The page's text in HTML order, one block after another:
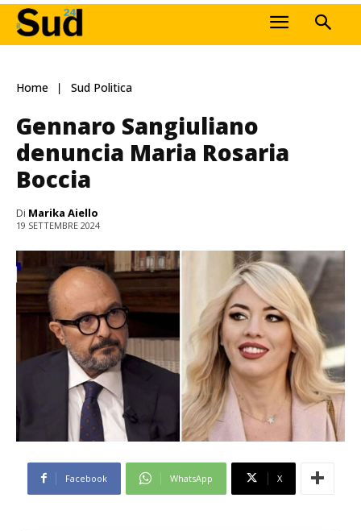
Home Sud Politica
Gennaro Sangiuliano
denuncia Maria Rosaria
Boccia
Di Marika Aiello
19 SETTEMBRE 2024
Facebook WhatsApp X